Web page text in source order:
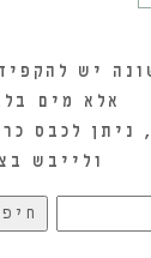
יש
אלא מים
לכבס כרגיל ב-
ולייבש